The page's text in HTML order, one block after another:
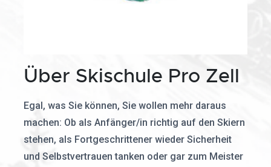
Über Skischule Pro Zell
Egal, was Sie können, Sie wollen mehr daraus
machen: Ob als Anfänger/in richtig auf den Skiern
stehen, als Fortgeschrittener wieder Sicherheit
und Selbstvertrauen tanken oder gar zum Meister